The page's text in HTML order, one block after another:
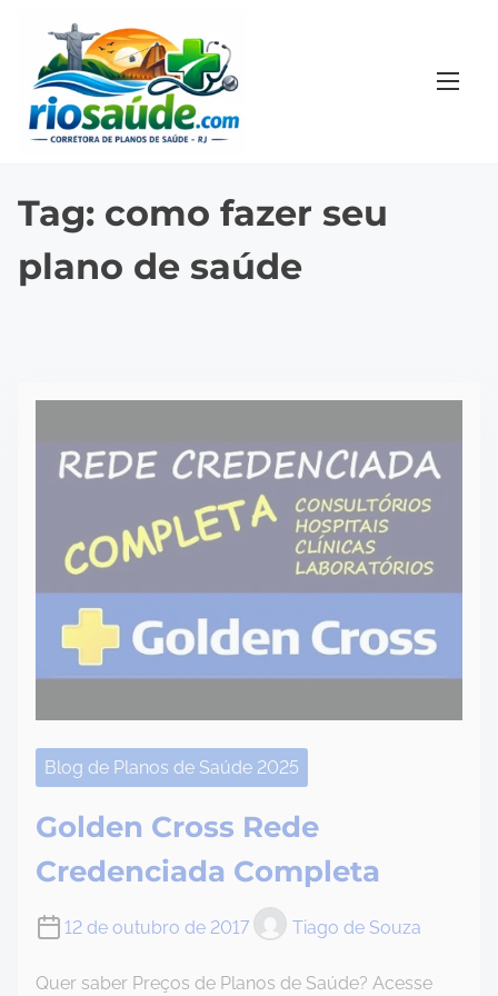
Tag: como fazer seu
plano de saúde
Blog de Planos de Saúde 2025
Golden Cross Rede
Credenciada Completa
12 de outubro de 2017 Tiago de Souza
Quer saber Preços de Planos de Saúde? Acesse